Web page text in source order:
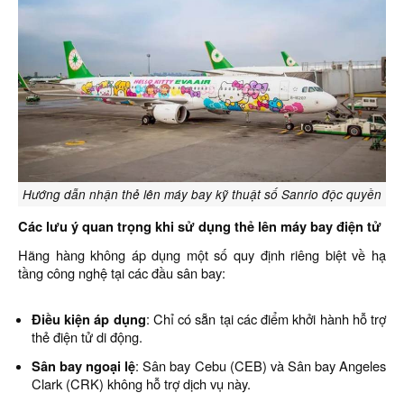
Hướng dẫn nhận thẻ lên máy bay kỹ thuật số Sanrio độc quyền
Các lưu ý quan trọng khi sử dụng thẻ lên máy bay điện tử
Hãng hàng không áp dụng một số quy định riêng biệt về hạ
tầng công nghệ tại các đầu sân bay:
Điều kiện áp dụng: Chỉ có sẵn tại các điểm khởi hành hỗ trợ
thẻ điện tử di động.
Sân bay ngoại lệ: Sân bay Cebu (CEB) và Sân bay Angeles
Clark (CRK) không hỗ trợ dịch vụ này.